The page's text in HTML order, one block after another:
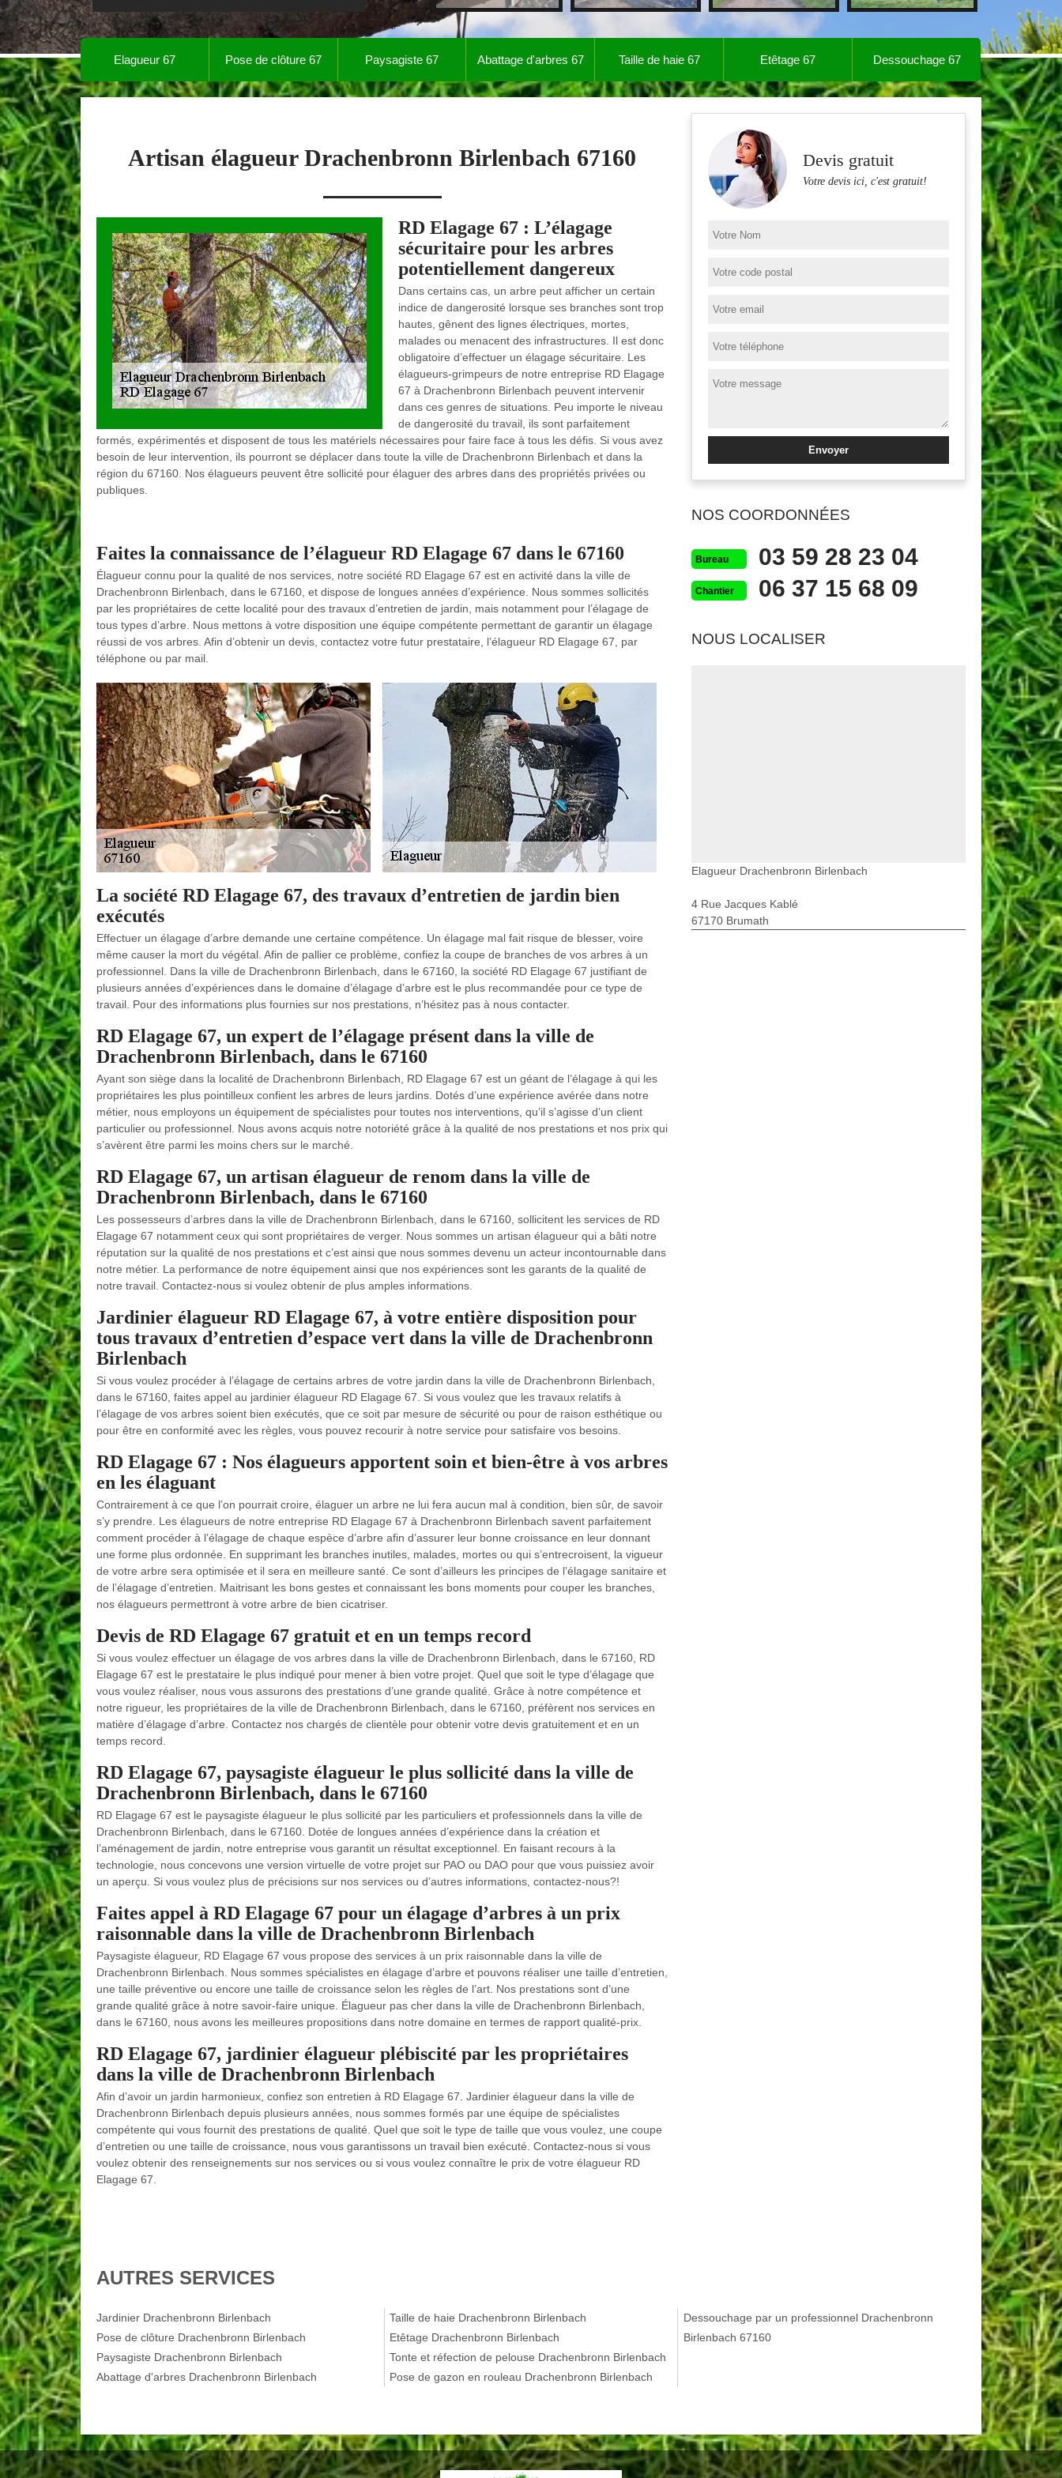
Elagueur 67 Pose de clôture 67 Paysagiste 67 Abattage d'arbres 67 Taille de haie 67 Etêtage 67 Dessouchage 67
Artisan élagueur Drachenbronn Birlenbach 67160
RD Elagage 67 : L’élagage
sécuritaire pour les arbres
potentiellement dangereux
Dans certains cas, un arbre peut afficher un certain
indice de dangerosité lorsque ses branches sont trop
hautes, gênent des lignes électriques, mortes,
malades ou menacent des infrastructures. Il est donc
obligatoire d’effectuer un élagage sécuritaire. Les
élagueurs-grimpeurs de notre entreprise RD Elagage
67 à Drachenbronn Birlenbach peuvent intervenir
dans ces genres de situations. Peu importe le niveau
de dangerosité du travail, ils sont parfaitement
formés, expérimentés et disposent de tous les matériels nécessaires pour faire face à tous les défis. Si vous avez
besoin de leur intervention, ils pourront se déplacer dans toute la ville de Drachenbronn Birlenbach et dans la
région du 67160. Nos élagueurs peuvent être sollicité pour élaguer des arbres dans des propriétés privées ou
publiques.
Faites la connaissance de l’élagueur RD Elagage 67 dans le 67160
Élagueur connu pour la qualité de nos services, notre société RD Elagage 67 est en activité dans la ville de
Drachenbronn Birlenbach, dans le 67160, et dispose de longues années d’expérience. Nous sommes sollicités
par les propriétaires de cette localité pour des travaux d’entretien de jardin, mais notamment pour l’élagage de
tous types d’arbre. Nous mettons à votre disposition une équipe compétente permettant de garantir un élagage
réussi de vos arbres. Afin d’obtenir un devis, contactez votre futur prestataire, l’élagueur RD Elagage 67, par
téléphone ou par mail.
La société RD Elagage 67, des travaux d’entretien de jardin bien
exécutés
Effectuer un élagage d’arbre demande une certaine compétence. Un élagage mal fait risque de blesser, voire
même causer la mort du végétal. Afin de pallier ce problème, confiez la coupe de branches de vos arbres à un
professionnel. Dans la ville de Drachenbronn Birlenbach, dans le 67160, la société RD Elagage 67 justifiant de
plusieurs années d’expériences dans le domaine d’élagage d’arbre est le plus recommandée pour ce type de
travail. Pour des informations plus fournies sur nos prestations, n’hésitez pas à nous contacter.
RD Elagage 67, un expert de l’élagage présent dans la ville de
Drachenbronn Birlenbach, dans le 67160
Ayant son siège dans la localité de Drachenbronn Birlenbach, RD Elagage 67 est un géant de l’élagage à qui les
propriétaires les plus pointilleux confient les arbres de leurs jardins. Dotés d’une expérience avérée dans notre
métier, nous employons un équipement de spécialistes pour toutes nos interventions, qu’il s’agisse d’un client
particulier ou professionnel. Nous avons acquis notre notoriété grâce à la qualité de nos prestations et nos prix qui
s’avèrent être parmi les moins chers sur le marché.
RD Elagage 67, un artisan élagueur de renom dans la ville de
Drachenbronn Birlenbach, dans le 67160
Les possesseurs d’arbres dans la ville de Drachenbronn Birlenbach, dans le 67160, sollicitent les services de RD
Elagage 67 notamment ceux qui sont propriétaires de verger. Nous sommes un artisan élagueur qui a bâti notre
réputation sur la qualité de nos prestations et c’est ainsi que nous sommes devenu un acteur incontournable dans
notre métier. La performance de notre équipement ainsi que nos expériences sont les garants de la qualité de
notre travail. Contactez-nous si voulez obtenir de plus amples informations.
Jardinier élagueur RD Elagage 67, à votre entière disposition pour
tous travaux d’entretien d’espace vert dans la ville de Drachenbronn
Birlenbach
Si vous voulez procéder à l’élagage de certains arbres de votre jardin dans la ville de Drachenbronn Birlenbach,
dans le 67160, faites appel au jardinier élagueur RD Elagage 67. Si vous voulez que les travaux relatifs à
l’élagage de vos arbres soient bien exécutés, que ce soit par mesure de sécurité ou pour de raison esthétique ou
pour être en conformité avec les règles, vous pouvez recourir à notre service pour satisfaire vos besoins.
RD Elagage 67 : Nos élagueurs apportent soin et bien-être à vos arbres
en les élaguant
Contrairement à ce que l’on pourrait croire, élaguer un arbre ne lui fera aucun mal à condition, bien sûr, de savoir
s’y prendre. Les élagueurs de notre entreprise RD Elagage 67 à Drachenbronn Birlenbach savent parfaitement
comment procéder à l’élagage de chaque espèce d’arbre afin d’assurer leur bonne croissance en leur donnant
une forme plus ordonnée. En supprimant les branches inutiles, malades, mortes ou qui s’entrecroisent, la vigueur
de votre arbre sera optimisée et il sera en meilleure santé. Ce sont d’ailleurs les principes de l’élagage sanitaire et
de l’élagage d’entretien. Maitrisant les bons gestes et connaissant les bons moments pour couper les branches,
nos élagueurs permettront à votre arbre de bien cicatriser.
Devis de RD Elagage 67 gratuit et en un temps record
Si vous voulez effectuer un élagage de vos arbres dans la ville de Drachenbronn Birlenbach, dans le 67160, RD
Elagage 67 est le prestataire le plus indiqué pour mener à bien votre projet. Quel que soit le type d’élagage que
vous voulez réaliser, nous vous assurons des prestations d’une grande qualité. Grâce à notre compétence et
notre rigueur, les propriétaires de la ville de Drachenbronn Birlenbach, dans le 67160, préfèrent nos services en
matière d’élagage d’arbre. Contactez nos chargés de clientèle pour obtenir votre devis gratuitement et en un
temps record.
RD Elagage 67, paysagiste élagueur le plus sollicité dans la ville de
Drachenbronn Birlenbach, dans le 67160
RD Elagage 67 est le paysagiste élagueur le plus sollicité par les particuliers et professionnels dans la ville de
Drachenbronn Birlenbach, dans le 67160. Dotée de longues années d’expérience dans la création et
l’aménagement de jardin, notre entreprise vous garantit un résultat exceptionnel. En faisant recours à la
technologie, nous concevons une version virtuelle de votre projet sur PAO ou DAO pour que vous puissiez avoir
un aperçu. Si vous voulez plus de précisions sur nos services ou d’autres informations, contactez-nous?!
Faites appel à RD Elagage 67 pour un élagage d’arbres à un prix
raisonnable dans la ville de Drachenbronn Birlenbach
Paysagiste élagueur, RD Elagage 67 vous propose des services à un prix raisonnable dans la ville de
Drachenbronn Birlenbach. Nous sommes spécialistes en élagage d’arbre et pouvons réaliser une taille d’entretien,
une taille préventive ou encore une taille de croissance selon les règles de l’art. Nos prestations sont d’une
grande qualité grâce à notre savoir-faire unique. Élagueur pas cher dans la ville de Drachenbronn Birlenbach,
dans le 67160, nous avons les meilleures propositions dans notre domaine en termes de rapport qualité-prix.
RD Elagage 67, jardinier élagueur plébiscité par les propriétaires
dans la ville de Drachenbronn Birlenbach
Afin d’avoir un jardin harmonieux, confiez son entretien à RD Elagage 67. Jardinier élagueur dans la ville de
Drachenbronn Birlenbach depuis plusieurs années, nous sommes formés par une équipe de spécialistes
compétente qui vous fournit des prestations de qualité. Quel que soit le type de taille que vous voulez, une coupe
d’entretien ou une taille de croissance, nous vous garantissons un travail bien exécuté. Contactez-nous si vous
voulez obtenir des renseignements sur nos services ou si vous voulez connaître le prix de votre élagueur RD
Elagage 67.
Devis gratuit
Votre devis ici, c'est gratuit!
NOS COORDONNÉES
Bureau 03 59 28 23 04
Chantier 06 37 15 68 09
NOUS LOCALISER
Elagueur Drachenbronn Birlenbach
4 Rue Jacques Kablé
67170 Brumath
AUTRES SERVICES
Jardinier Drachenbronn Birlenbach
Pose de clôture Drachenbronn Birlenbach
Paysagiste Drachenbronn Birlenbach
Abattage d'arbres Drachenbronn Birlenbach
Taille de haie Drachenbronn Birlenbach
Etêtage Drachenbronn Birlenbach
Tonte et réfection de pelouse Drachenbronn Birlenbach
Pose de gazon en rouleau Drachenbronn Birlenbach
Dessouchage par un professionnel Drachenbronn
Birlenbach 67160